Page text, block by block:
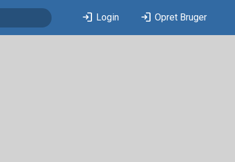
login Login login Opret Bruger